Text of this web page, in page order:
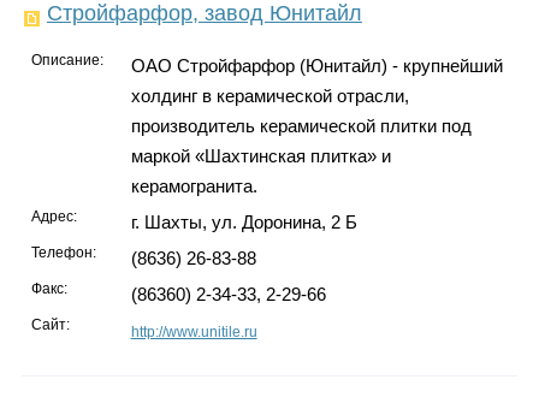
Стройфарфор, завод Юнитайл
Описание:
ОАО Стройфарфор (Юнитайл) - крупнейший
холдинг в керамической отрасли,
производитель керамической плитки под
маркой «Шахтинская плитка» и
керамогранита.
Адрес: г. Шахты, ул. Доронина, 2 Б
Телефон: (8636) 26-83-88
Факс: (86360) 2-34-33, 2-29-66
Сайт: http://www.unitile.ru